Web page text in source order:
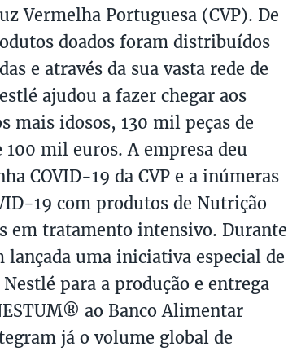
Vermelha Portuguesa (CVP). De
doados foram distribuídos
e através da sua vasta rede de
ajudou a fazer chegar aos
mais idosos, 130 mil peças de
mil euros. A empresa deu
COVID-19 da CVP e a inúmeras
19 com produtos de Nutrição
em tratamento intensivo. Durante
uma iniciativa especial de
para a produção e entrega
ao Banco Alimentar
já o volume global de